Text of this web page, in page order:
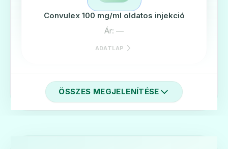
Convulex 100 mg/ml oldatos injekció
Ár: —
ADATLAP
🧠
ÖSSZES MEGJELENÍTÉSE